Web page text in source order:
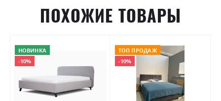
ПОХОЖИЕ ТОВАРЫ
НОВИНКА
-10%
ТОП ПРОДАЖ
-10%